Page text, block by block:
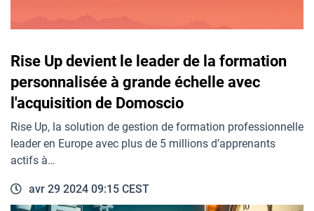
Rise Up devient le leader de la formation
personnalisée à grande échelle avec
l'acquisition de Domoscio
Rise Up, la solution de gestion de formation professionnelle
leader en Europe avec plus de 5 millions d’apprenants
actifs à…
avr 29 2024 09:15 CEST